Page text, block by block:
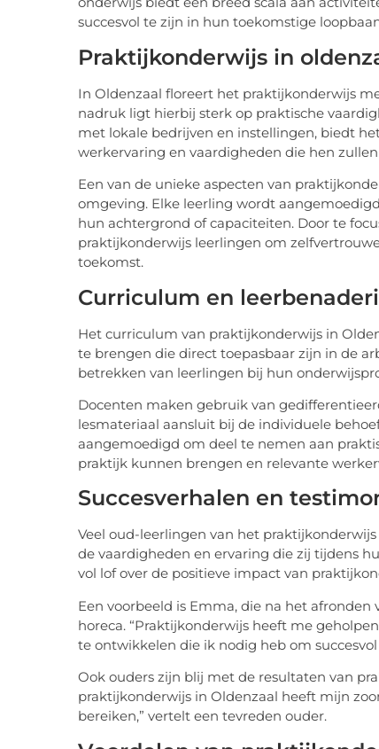
succesvol te zijn in hun toekomstige
Praktijkonderwijs in
In Oldenzaal floreert het praktijkonderwijs
nadruk ligt hierbij sterk op praktische
met lokale bedrijven en instellingen, biedt
werkervaring en vaardigheden die hen
Een van de unieke aspecten van
omgeving. Elke leerling wordt
hun achtergrond of capaciteiten. Door te
praktijkonderwijs leerlingen om
toekomst.
Curriculum en
Het curriculum van praktijkonderwijs in
te brengen die direct toepasbaar zijn in de
betrekken van leerlingen bij hun
Docenten maken gebruik van
lesmateriaal aansluit bij de individuele
aangemoedigd om deel te nemen aan
praktijk kunnen brengen en relevante
Succesverhalen en
Veel oud-leerlingen van het
de vaardigheden en ervaring die zij tijdens
vol lof over de positieve impact van
Een voorbeeld is Emma, die na het
horeca. “Praktijkonderwijs heeft me
te ontwikkelen die ik nodig heb om
Ook ouders zijn blij met de resultaten van
praktijkonderwijs in Oldenzaal heeft mijn
bereiken,” vertelt een tevreden ouder.